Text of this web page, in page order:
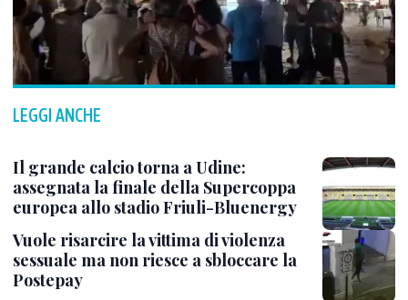
LEGGI ANCHE
Il grande calcio torna a Udine:
assegnata la finale della Supercoppa
europea allo stadio Friuli-Bluenergy
Vuole risarcire la vittima di violenza
sessuale ma non riesce a sbloccare la
Postepay